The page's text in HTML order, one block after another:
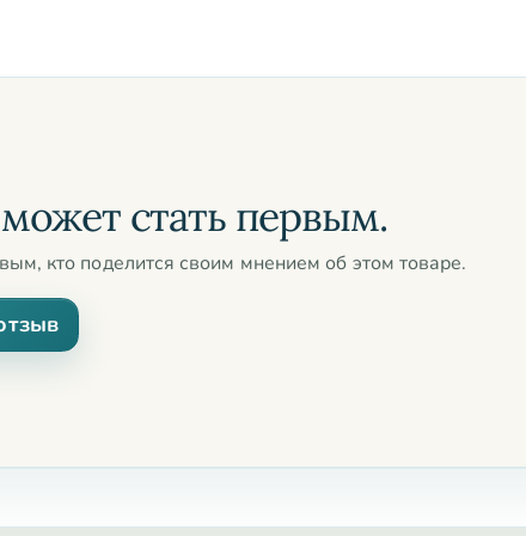
кто носит
стать первым.
кто поделится своим мнением об этом товаре.